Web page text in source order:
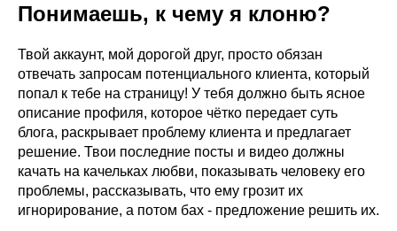
Понимаешь, к чему я клоню?
Твой аккаунт, мой дорогой друг, просто обязан
отвечать запросам потенциального клиента, который
попал к тебе на страницу! У тебя должно быть ясное
описание профиля, которое чётко передает суть
блога, раскрывает проблему клиента и предлагает
решение. Твои последние посты и видео должны
качать на качельках любви, показывать человеку его
проблемы, рассказывать, что ему грозит их
игнорирование, а потом бах - предложение решить их.